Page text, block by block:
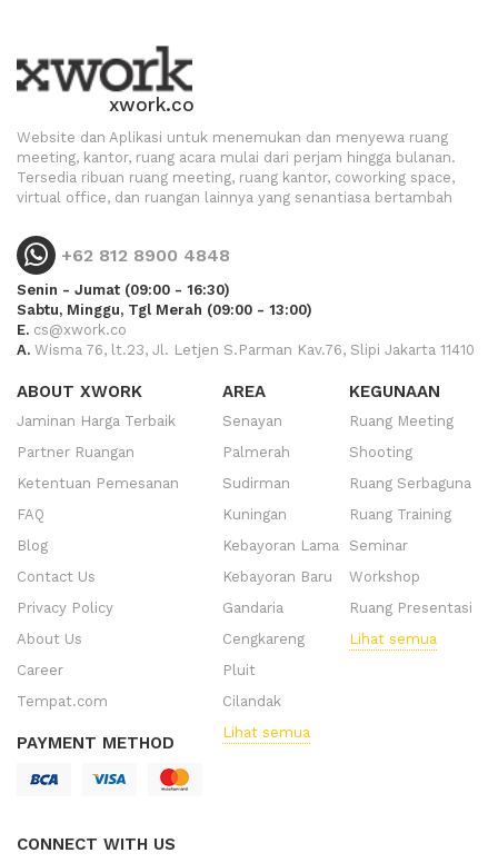
xwork.co
Website dan Aplikasi untuk menemukan dan menyewa ruang
meeting, kantor, ruang acara mulai dari perjam hingga bulanan.
Tersedia ribuan ruang meeting, ruang kantor, coworking space,
virtual office, dan ruangan lainnya yang senantiasa bertambah
+62 812 8900 4848
Senin - Jumat (09:00 - 16:30)
Sabtu, Minggu, Tgl Merah (09:00 - 13:00)
E. cs@xwork.co
A. Wisma 76, lt.23, Jl. Letjen S.Parman Kav.76, Slipi Jakarta 11410
ABOUT XWORK
Jaminan Harga Terbaik
Partner Ruangan
Ketentuan Pemesanan
FAQ
Blog
Contact Us
Privacy Policy
About Us
Career
Tempat.com
PAYMENT METHOD
CONNECT WITH US
AREA
Senayan
Palmerah
Sudirman
Kuningan
Kebayoran Lama
Kebayoran Baru
Gandaria
Cengkareng
Pluit
Cilandak
Lihat semua
KEGUNAAN
Ruang Meeting
Shooting
Ruang Serbaguna
Ruang Training
Seminar
Workshop
Ruang Presentasi
Lihat semua